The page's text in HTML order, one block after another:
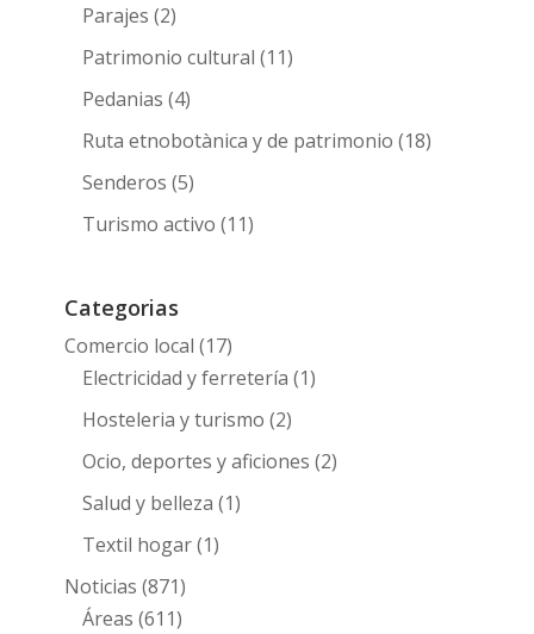
Parajes (2)
Patrimonio cultural (11)
Pedanias (4)
Ruta etnobotànica y de patrimonio (18)
Senderos (5)
Turismo activo (11)
Categorias
Comercio local (17)
Electricidad y ferretería (1)
Hosteleria y turismo (2)
Ocio, deportes y aficiones (2)
Salud y belleza (1)
Textil hogar(1)
Noticias (871)
Áreas (611)